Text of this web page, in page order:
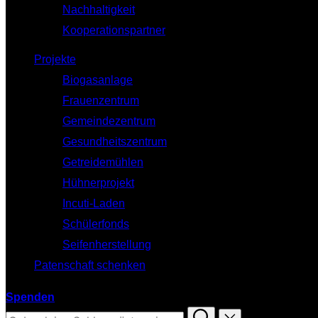
Nachhaltigkeit
Kooperationspartner
Projekte
Biogasanlage
Frauenzentrum
Gemeindezentrum
Gesundheitszentrum
Getreidemühlen
Hühnerprojekt
Incuti-Laden
Schülerfonds
Seifenherstellung
Patenschaft schenken
Spenden